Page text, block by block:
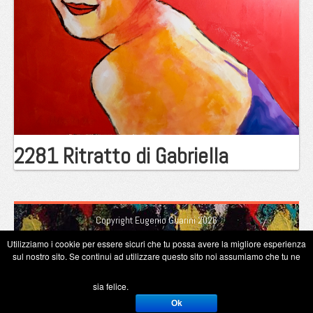
2281 Ritratto di Gabriella
Copyright Eugenio Guarini 2026
Utilizziamo i cookie per essere sicuri che tu possa avere la migliore esperienza
sul nostro sito. Se continui ad utilizzare questo sito noi assumiamo che tu ne
sia felice.
Ok